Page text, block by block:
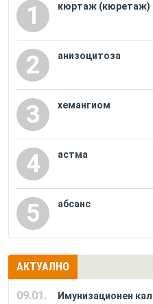
1 кюртаж (кюретаж)
2 анизоцитоза
3 хемангиом
4 астма
5 абсанс
АКТУАЛНО
09.01.
Имунизационен